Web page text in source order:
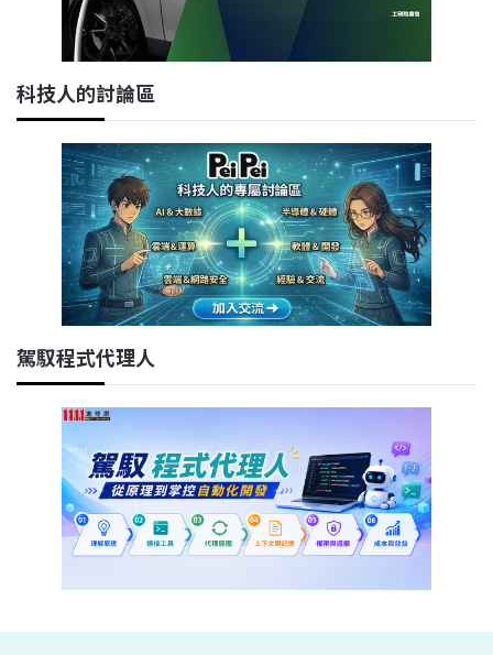
科技人的討論區
駕馭程式代理人